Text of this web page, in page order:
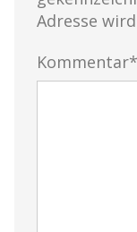
Adresse
Kommentar*